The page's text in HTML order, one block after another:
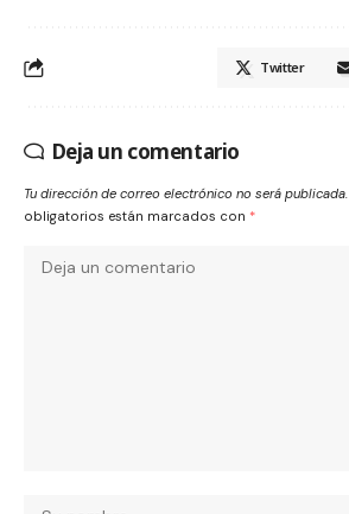
Twitter
Deja un comentario
Tu dirección de correo electrónico no será publicada.
obligatorios están marcados con *